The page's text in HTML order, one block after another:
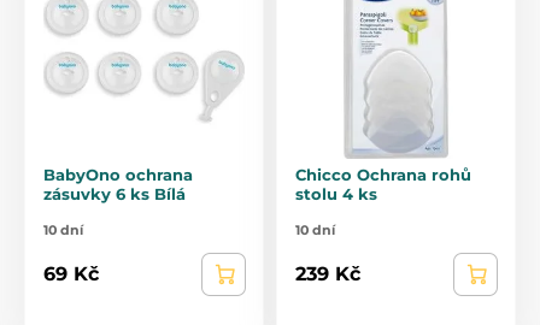
BabyOno ochrana
zásuvky 6 ks Bílá
10 dní
69 Kč
Chicco Ochrana rohů
stolu 4 ks
10 dní
239 Kč